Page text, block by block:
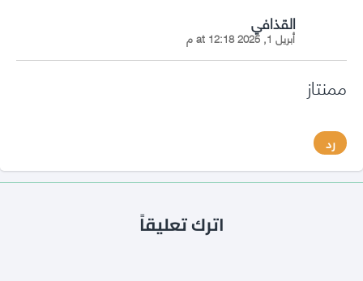
القذافيsays: أبريل 1, 2025 at 12:18 م
ممنتاز
رد
اترك تعليقاً